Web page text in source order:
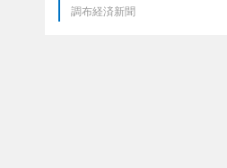
調布経済新聞